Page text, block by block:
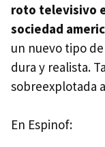
roto televisivo
sociedad
un nuevo tipo
dura y realista.
sobreexplotada
En Espinof: